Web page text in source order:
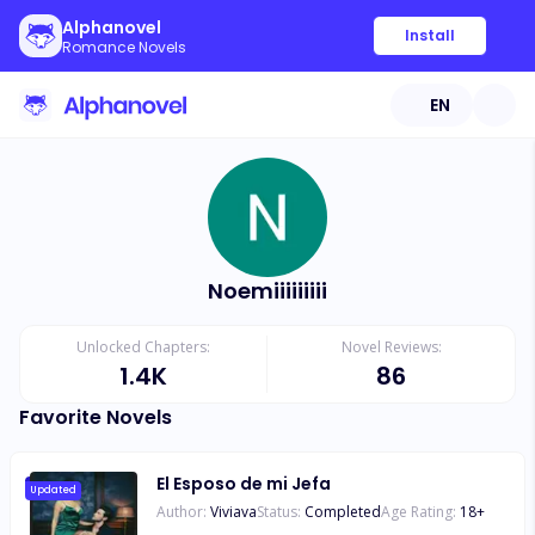
Alphanovel
Romance Novels
Install
EN
Noemiiiiiiiii
Unlocked Chapters:
1.4K
Novel Reviews:
86
Favorite Novels
Updated El Esposo de mi Jefa
Author: ViviavaStatus: CompletedAge Rating: 18+